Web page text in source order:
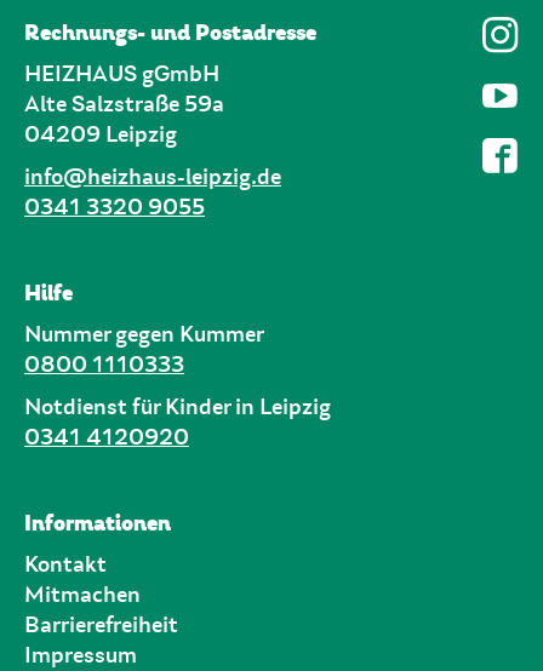
Rechnungs- und Postadresse
HEIZHAUS gGmbH
Alte Salzstraße 59a
04209 Leipzig
info@heizhaus-leipzig.de
0341 3320 9055
Hilfe
Nummer gegen Kummer
0800 1110333
Notdienst für Kinder in Leipzig
0341 4120920
Informationen
Kontakt
Mitmachen
Barrierefreiheit
Impressum